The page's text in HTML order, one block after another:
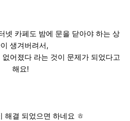
넷 카페도 밤에 문을 닫아야 하는 상
생겨버려서,
어졌다 라는 것이 문제가 되었다고
해요!
해결 되었으면 하네요 ㅎ